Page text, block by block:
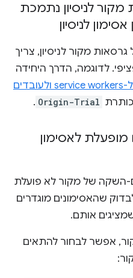
לניסיון נתמכת
לניסיון
מקור לניסיון, צריך
לדוגמה, הדרך היחידה
גישה לניסיון של מקור ל-service workers ולעובדים
Origin-Trial
.
לאסימון
השקה של מקור לא פועלת
שהאסימונים מוגדרים
אותם.
אפשר לבחור להתאים